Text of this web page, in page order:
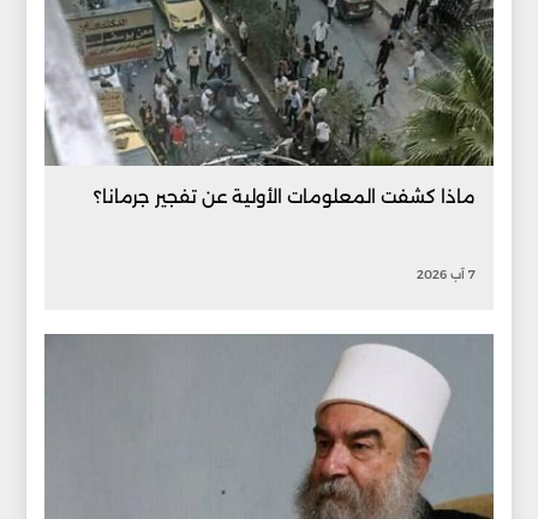
ماذا كشفت المعلومات الأولية عن تفجير جرمانا؟
7 آب 2026